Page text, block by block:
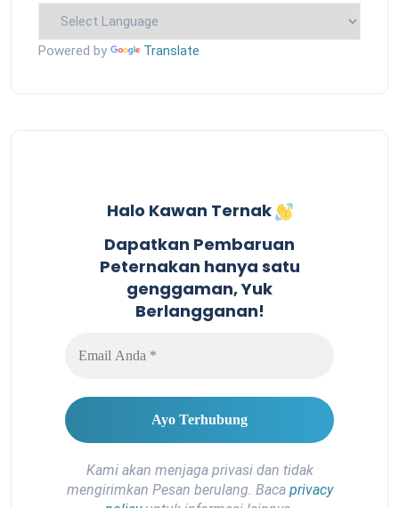
Powered by Translate
Halo Kawan Ternak
Dapatkan Pembaruan
Peternakan hanya satu
genggaman, Yuk
Berlangganan!
Kami akan menjaga privasi dan tidak
mengirimkan Pesan berulang. Baca privacy